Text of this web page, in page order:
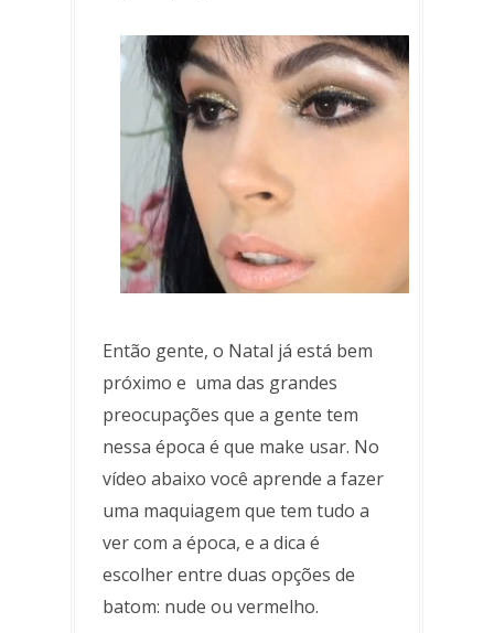
Então gente, o Natal já está bem
próximo e uma das grandes
preocupações que a gente tem
nessa época é que make usar. No
vídeo abaixo você aprende a fazer
uma maquiagem que tem tudo a
ver com a época, e a dica é
escolher entre duas opções de
batom: nude ou vermelho.